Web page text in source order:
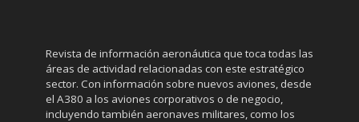
Revista de información aeronáutica que toca todas las
áreas de actividad relacionadas con este estratégico
sector. Con información sobre nuevos aviones, desde
el A380 a los aviones corporativos o de negocio,
incluyendo también aeronaves militares, como los